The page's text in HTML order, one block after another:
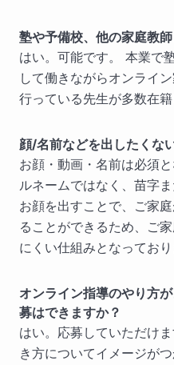
塾や予備校、他の家庭教
はい。可能です。 本業で
して働きながらオンライ
行っている先生が多数在籍
顔/名前などを出したくな
お顔・動画・名前は必須
ルネームではなく、苗字
お顔を出すことで、ご家
ることができるため、ご
にくい仕組みとなっており
オンライン指導のやり方
募はできますか？
はい。応募していただけ
き方についてイメージが